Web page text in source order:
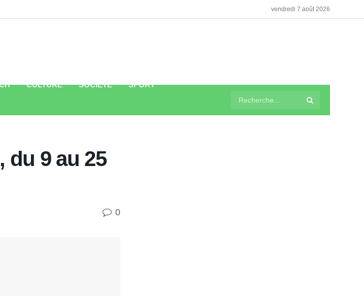
vendredi 7 août 2026
CULTURE SOCIÉTÉ SPORT
du 9 au 25
0